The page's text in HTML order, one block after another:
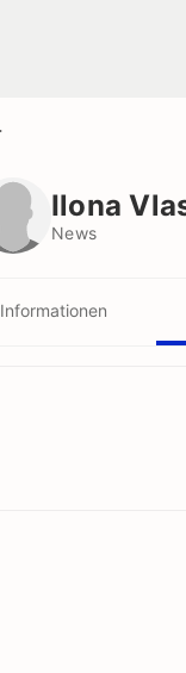
Ilona
News
Informationen